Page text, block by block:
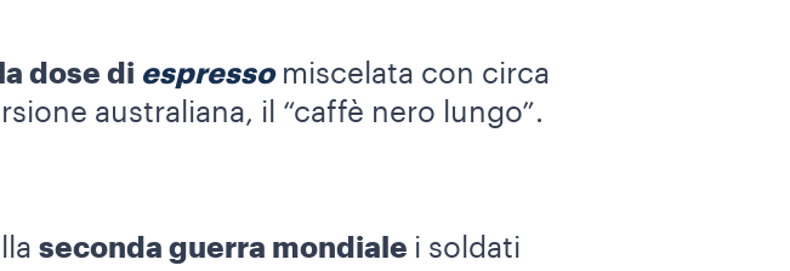
dose di espresso miscelata con circa
australiana, il “caffè nero lungo”.
seconda guerra mondiale i soldati